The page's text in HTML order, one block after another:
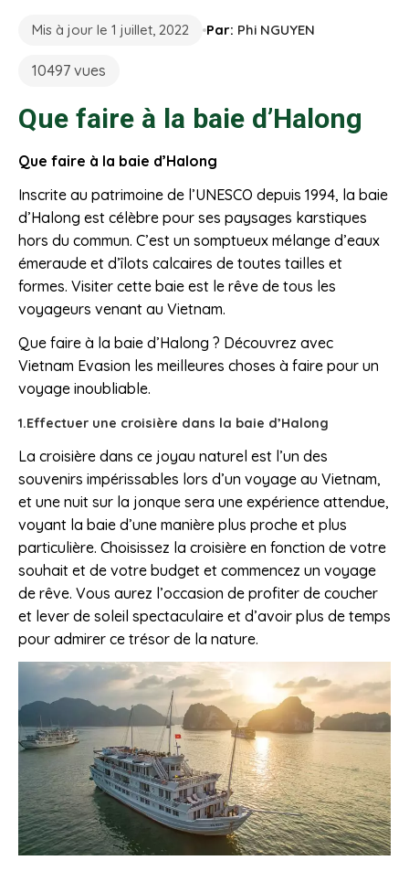
Mis à jour le 1 juillet, 2022 Par: Phi NGUYEN
10497 vues
Que faire à la baie d’Halong
Que faire à la baie d’Halong
Inscrite au patrimoine de l’UNESCO depuis 1994, la baie
d’Halong est célèbre pour ses paysages karstiques
hors du commun. C’est un somptueux mélange d’eaux
émeraude et d’îlots calcaires de toutes tailles et
formes. Visiter cette baie est le rêve de tous les
voyageurs venant au Vietnam.
Que faire à la baie d’Halong ? Découvrez avec
Vietnam Evasion les meilleures choses à faire pour un
voyage inoubliable.
1.Effectuer une croisière dans la baie d’Halong
La croisière dans ce joyau naturel est l’un des
souvenirs impérissables lors d’un voyage au Vietnam,
et une nuit sur la jonque sera une expérience attendue,
voyant la baie d’une manière plus proche et plus
particulière. Choisissez la croisière en fonction de votre
souhait et de votre budget et commencez un voyage
de rêve. Vous aurez l’occasion de profiter de coucher
et lever de soleil spectaculaire et d’avoir plus de temps
pour admirer ce trésor de la nature.